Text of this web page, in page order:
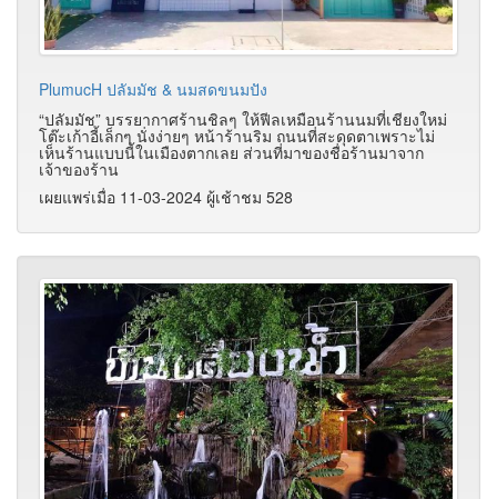
PlumucH ปลัมมัช & นมสดขนมปัง
“ปลัมมัช” บรรยากาศร้านชิลๆ ให้ฟีลเหมือนร้านนมที่เชียงใหม่
โต๊ะเก้าอี้เล็กๆ นั่งง่ายๆ หน้าร้านริม ถนนที่สะดุดตาเพราะไม่
เห็นร้านแบบนี้ในเมืองตากเลย ส่วนที่มาของชื่อร้านมาจาก
เจ้าของร้าน
เผยแพร่เมื่อ 11-03-2024 ผู้เช้าชม 528